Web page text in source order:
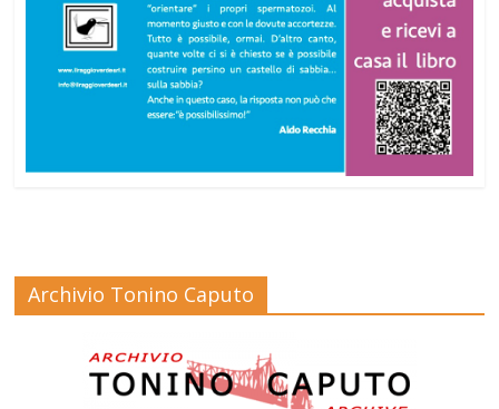
Archivio Tonino Caputo